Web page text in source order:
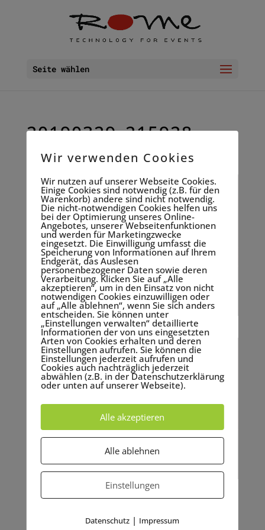
Seite wählen
20190329_215928
14.11. 2019
Wir verwenden Cookies
Wir nutzen auf unserer Webseite Cookies.
Einige Cookies sind notwendig (z.B. für den
Warenkorb) andere sind nicht notwendig.
Die nicht-notwendigen Cookies helfen uns
bei der Optimierung unseres Online-
Angebotes, unserer Webseitenfunktionen
und werden für Marketingzwecke
eingesetzt. Die Einwilligung umfasst die
Speicherung von Informationen auf Ihrem
Endgerät, das Auslesen
personenbezogener Daten sowie deren
Verarbeitung. Klicken Sie auf „Alle
akzeptieren“, um in den Einsatz von nicht
notwendigen Cookies einzuwilligen oder
auf „Alle ablehnen“, wenn Sie sich anders
entscheiden. Sie können unter
„Einstellungen verwalten“ detaillierte
Informationen der von uns eingesetzten
Arten von Cookies erhalten und deren
Einstellungen aufrufen. Sie können die
Einstellungen jederzeit aufrufen und
Cookies auch nachträglich jederzeit
abwählen (z.B. in der Datenschutzerklärung
oder unten auf unserer Webseite).
Alle akzeptieren
Alle ablehnen
Einstellungen
Datenschutz | Impressum